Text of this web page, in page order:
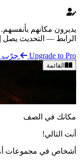
يديرون مكانهم بأنفسهم.
الرابط — التحديث يصل
Upgrade to Pro جرّب
القائمة
إيطالي · وسط المدينة
مكانك في الصف
أنت التالي!
أشخاص في مجموعات